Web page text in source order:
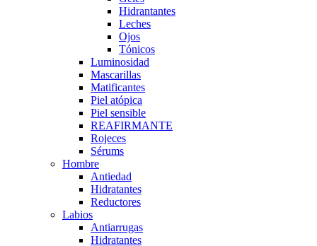
Hidrantantes
Leches
Ojos
Tónicos
Luminosidad
Mascarillas
Matificantes
Piel atópica
Piel sensible
REAFIRMANTE
Rojeces
Sérums
Hombre
Antiedad
Hidratantes
Reductores
Labios
Antiarrugas
Hidratantes